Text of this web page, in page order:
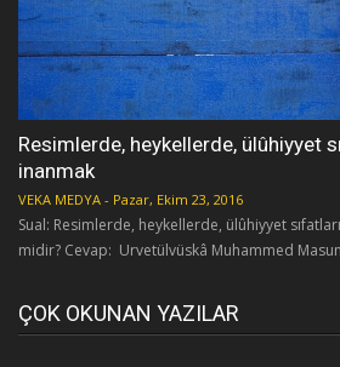
Resimlerde, heykellerde, ülûhiyyet
inanmak
VEKA MEDYA - Pazar, Ekim 23, 2016
Sual: Resimlerde, heykellerde, ülûhiyyet
midir? Cevap: Urvetülvüskâ Muhammed
ÇOK OKUNAN YAZILAR